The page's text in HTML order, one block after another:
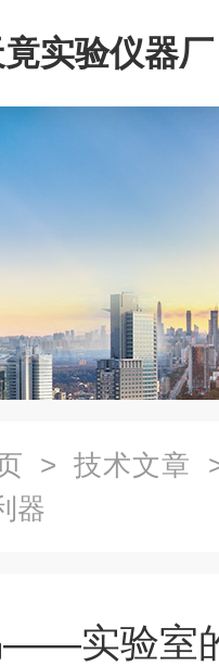
实验仪器厂
> 技术文章
器
——实验室